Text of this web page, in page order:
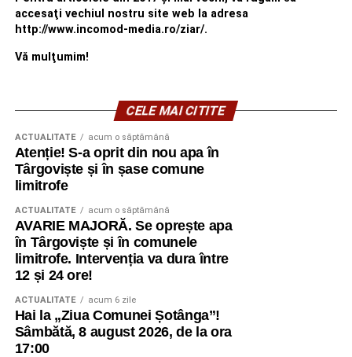
accesaţi vechiul nostru site web la adresa
http://www.incomod-media.ro/ziar/.
Vă mulţumim!
CELE MAI CITITE
ACTUALITATE acum o săptămână
Atenție! S-a oprit din nou apa în
Târgoviște și în șase comune
limitrofe
ACTUALITATE acum o săptămână
AVARIE MAJORĂ. Se oprește apa
în Târgoviște și în comunele
limitrofe. Intervenția va dura între
12 și 24 ore!
ACTUALITATE acum 6 zile
Hai la „Ziua Comunei Șotânga”!
Sâmbătă, 8 august 2026, de la ora
17:00